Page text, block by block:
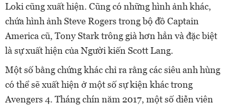
Loki cũng xuất hiện. Cũng có những hình ảnh khác,
chứa hình ảnh Steve Rogers trong bộ đồ Captain
America cũ, Tony Stark trông già hơn hẳn và đặc biệt
là sự xuất hiện của Người kiến Scott Lang.
Một số bằng chứng khác chỉ ra rằng các siêu anh hùng
có thể sẽ xuất hiện ở một số sự kiện khác trong
Avengers 4. Tháng chín năm 2017, một số diễn viên